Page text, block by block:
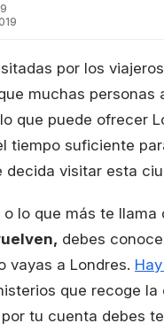
por los
muchas personas
que puede ofrecer
tiempo suficiente
visitar esta
lo que más te
debes
vayas a Londres.
que recoge
tu cuenta debes